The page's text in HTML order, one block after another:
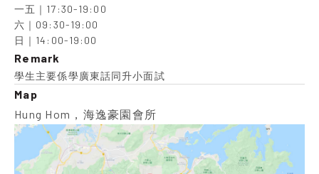
一五｜17:30-19:00
六｜09:30-19:00
日｜14:00-19:00
Remark
學生主要係學廣東話同升小面試
Map
Hung Hom，海逸豪園會所